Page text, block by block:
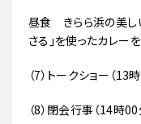
昼食 きらら浜の美し
さる」を使ったカレー
（7）トークショー（
（8）閉会行事（14時00